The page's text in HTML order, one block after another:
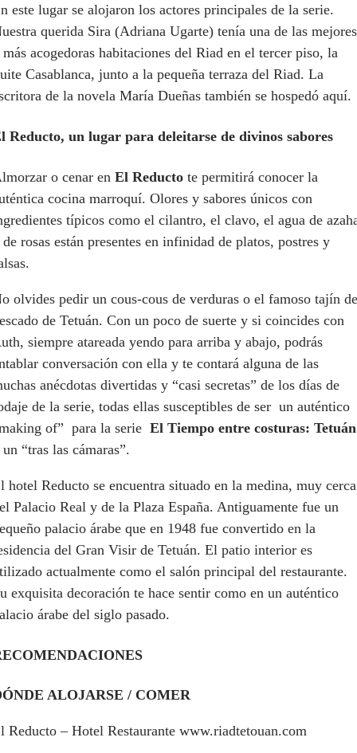
este lugar se alojaron los actores principales de la serie.
querida Sira (Adriana Ugarte) tenía una de las mejores
acogedoras habitaciones del Riad en el tercer piso, la
Casablanca, junto a la pequeña terraza del Riad. La
de la novela María Dueñas también se hospedó aquí.
Reducto, un lugar para deleitarse de divinos sabores
o cenar en El Reducto te permitirá conocer la
cocina marroquí. Olores y sabores únicos con
típicos como el cilantro, el clavo, el agua de
de rosas están presentes en infinidad de platos, postres y
olvides pedir un cous-cous de verduras o el famoso tajín de
de Tetuán. Con un poco de suerte y si coincides con
siempre atareada yendo para arriba y abajo, podrás
conversación con ella y te contará alguna de las
anécdotas divertidas y “casi secretas” de los días de
de la serie, todas ellas susceptibles de ser un auténtico
of” para la serie El Tiempo entre costuras: Tetuán
“tras las cámaras”.
hotel Reducto se encuentra situado en la medina, muy cerca
Palacio Real y de la Plaza España. Antiguamente fue un
palacio árabe que en 1948 fue convertido en la
del Gran Visir de Tetuán. El patio interior es
actualmente como el salón principal del restaurante.
exquisita decoración te hace sentir como en un auténtico
árabe del siglo pasado.
ALOJARSE / COMER
Reducto – Hotel Restaurante www.riadtetouan.com